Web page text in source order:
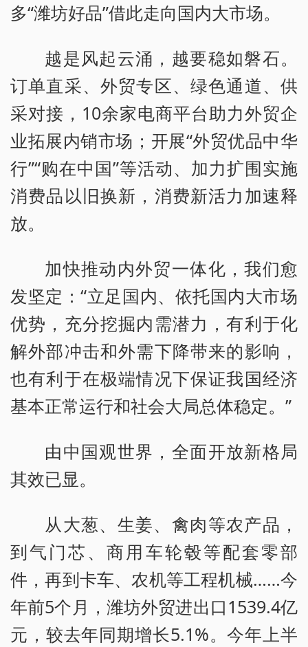
多“潍坊好品”借此走向国内大市场。
越是风起云涌，越要稳如磐石。
订单直采、外贸专区、绿色通道、供
采对接，10余家电商平台助力外贸企
业拓展内销市场；开展“外贸优品中华
行”“购在中国”等活动、加力扩围实施
消费品以旧换新，消费新活力加速释
放。
加快推动内外贸一体化，我们愈
发坚定：“立足国内、依托国内大市场
优势，充分挖掘内需潜力，有利于化
解外部冲击和外需下降带来的影响，
也有利于在极端情况下保证我国经济
基本正常运行和社会大局总体稳定。”
由中国观世界，全面开放新格局
其效已显。
从大葱、生姜、禽肉等农产品，
到气门芯、商用车轮毂等配套零部
件，再到卡车、农机等工程机械……今
年前5个月，潍坊外贸进出口1539.4亿
元，较去年同期增长5.1%。今年上半